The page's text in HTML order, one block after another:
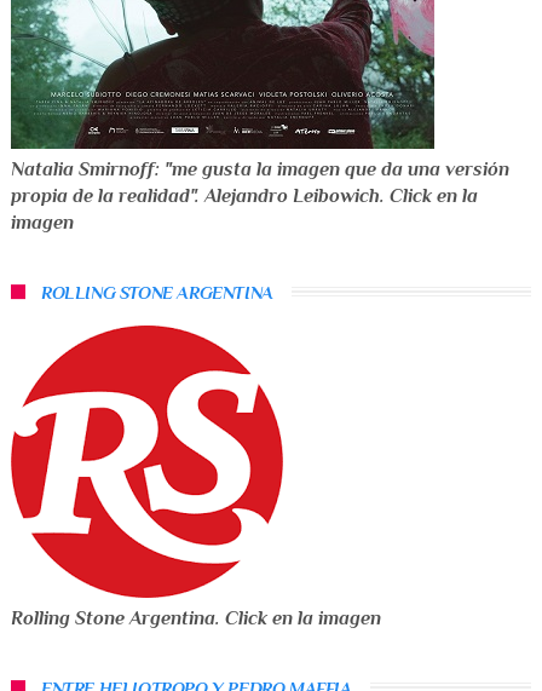
Natalia Smirnoff: "me gusta la imagen que da una versión
propia de la realidad". Alejandro Leibowich. Click en la
imagen
ROLLING STONE ARGENTINA
Rolling Stone Argentina. Click en la imagen